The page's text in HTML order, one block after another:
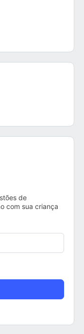
de
com sua criança